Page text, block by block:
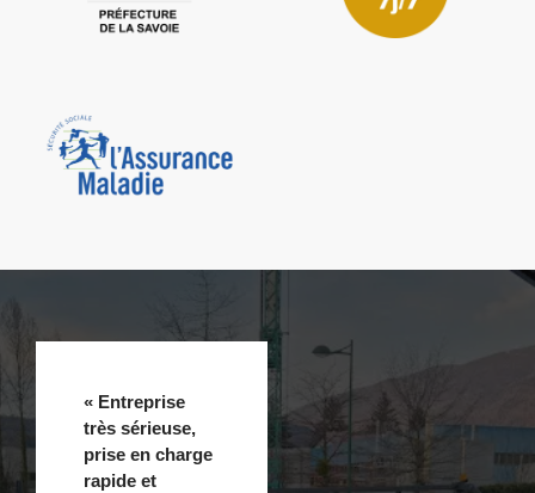
« Entreprise
très sérieuse,
prise en charge
rapide et